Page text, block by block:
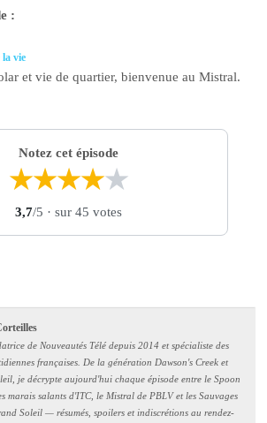
:
la vie
et vie de quartier, bienvenue au Mistral.
Notez cet épisode
★★★★★
3,7/5 · sur 45 votes
de Nouveautés Télé depuis 2014 et spécialiste des
françaises. De la génération Dawson's Creek et
je décrypte aujourd'hui chaque épisode entre le Spoon
marais salants d'ITC, le Mistral de PBLV et les Sauvages
Soleil — résumés, spoilers et indiscrétions au rendez-